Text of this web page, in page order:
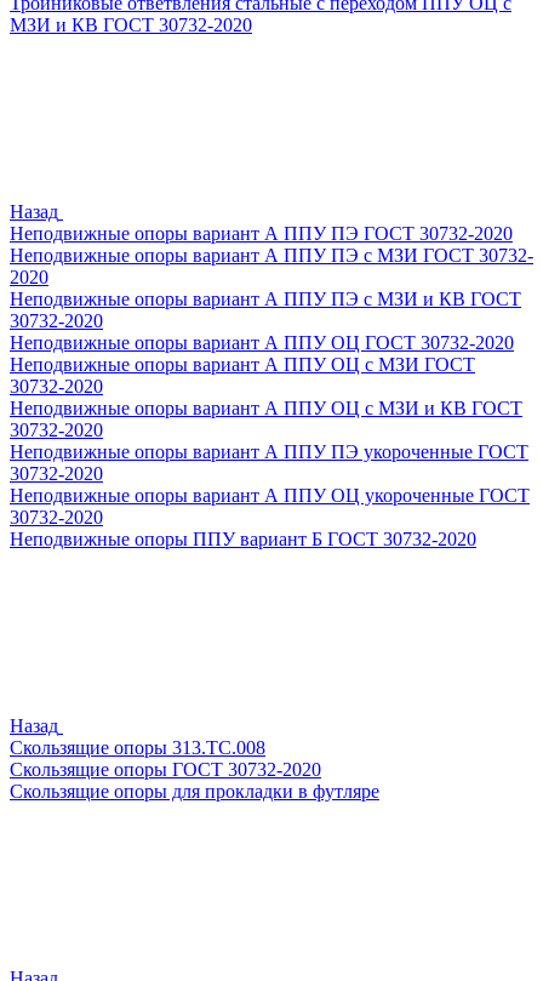
МЗИ и КВ ГОСТ 30732-2020
Назад
Неподвижные опоры вариант А ППУ ПЭ ГОСТ 30732-2020
Неподвижные опоры вариант А ППУ ПЭ с МЗИ ГОСТ 30732-
2020
Неподвижные опоры вариант А ППУ ПЭ с МЗИ и КВ ГОСТ
30732-2020
Неподвижные опоры вариант А ППУ ОЦ ГОСТ 30732-2020
Неподвижные опоры вариант А ППУ ОЦ с МЗИ ГОСТ
30732-2020
Неподвижные опоры вариант А ППУ ОЦ с МЗИ и КВ ГОСТ
30732-2020
Неподвижные опоры вариант А ППУ ПЭ укороченные ГОСТ
30732-2020
Неподвижные опоры вариант А ППУ ОЦ укороченные ГОСТ
30732-2020
Неподвижные опоры ППУ вариант Б ГОСТ 30732-2020
Назад
Скользящие опоры 313.ТС.008
Скользящие опоры ГОСТ 30732-2020
Скользящие опоры для прокладки в футляре